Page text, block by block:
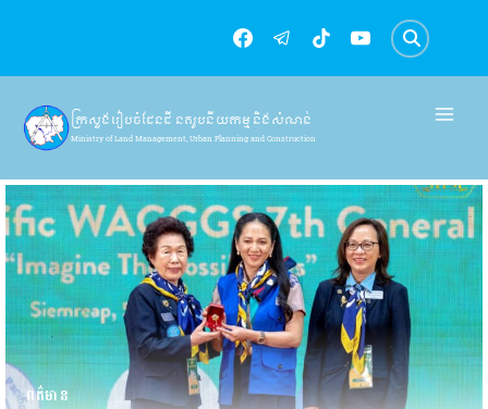
content
ក្រសួងរៀបចំដែនដី នគរូបនីយកម្ម និងសំណង់
Ministry of Land Management, Urban Planning and Construction
ពត៌មាន